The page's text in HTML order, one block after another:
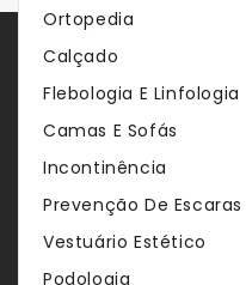
Ortopedia
Calçado
Flebologia E Linfologia
Camas E Sofás
Incontinência
Prevenção De Escaras
Vestuário Estético
Podologia
Store Servies
artigos médicos,
Oferecemos uma vasta